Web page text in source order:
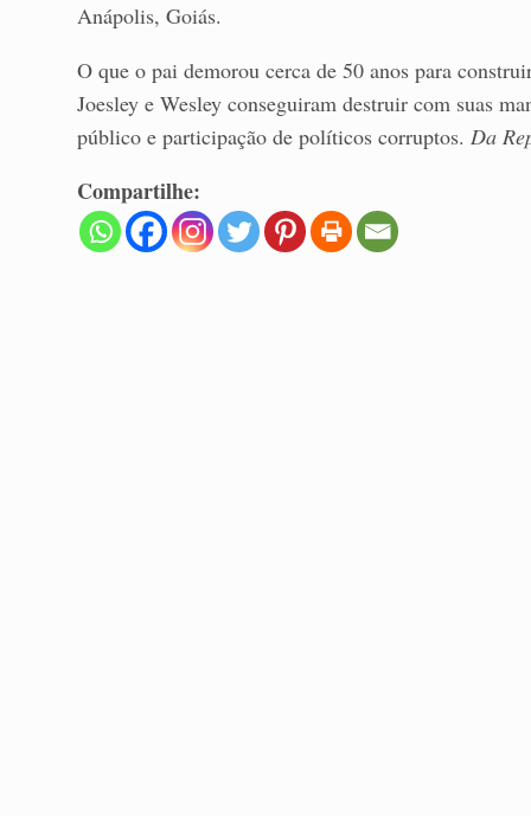
Anápolis, Goiás.
O que o pai demorou cerca de 50 anos para
Joesley e Wesley conseguiram destruir com suas
público e participação de políticos corruptos. Da
Compartilhe: